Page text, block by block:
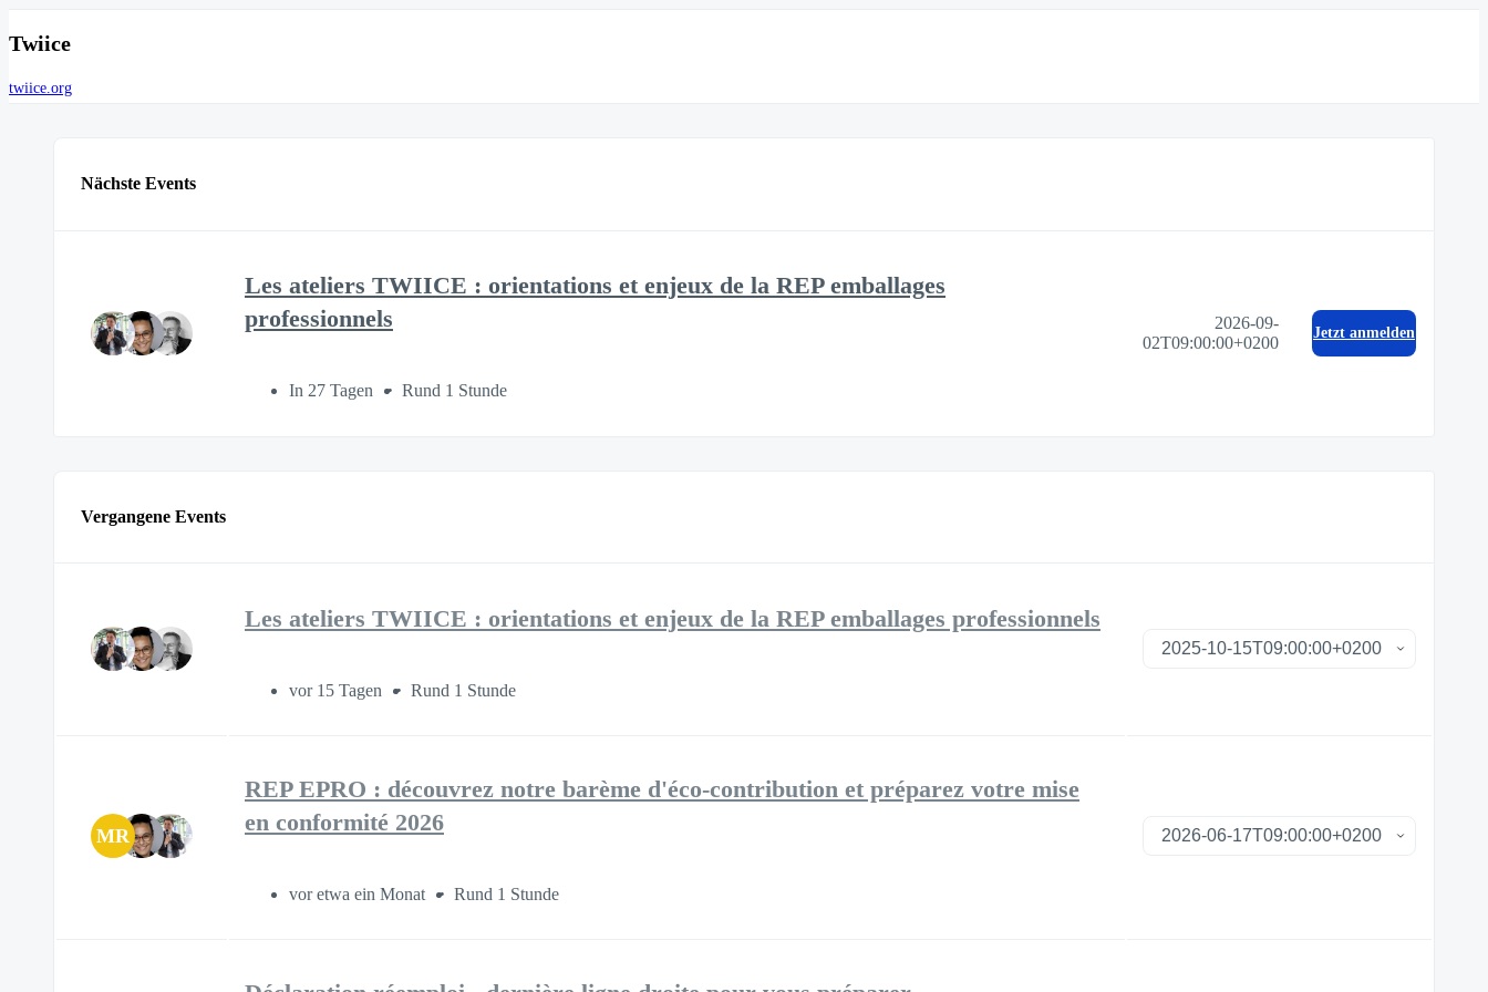
Twiice
twiice.org
Nächste Events
Les ateliers TWIICE : orientations et enjeux de la REP emballages
professionnels
In 27 Tagen Rund 1 Stunde
2026-09-
02T09:00:00+0200
Jetzt anmelden
Vergangene Events
Les ateliers TWIICE : orientations et enjeux de la REP emballages professionnels
vor 15 Tagen Rund 1 Stunde
MR
REP EPRO : découvrez notre barème d'éco-contribution et préparez votre mise
en conformité 2026
vor etwa ein Monat Rund 1 Stunde